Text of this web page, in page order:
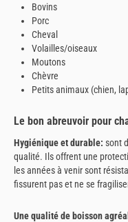
Bovins
Porc
Cheval
Volailles/oiseaux
Moutons
Chèvre
Petits animaux (chien,
Le bon abreuvoir pour
Hygiénique et durable: sont
qualité. Ils offrent une
les années à venir sont
fissurent pas et ne se
Une qualité de boisson